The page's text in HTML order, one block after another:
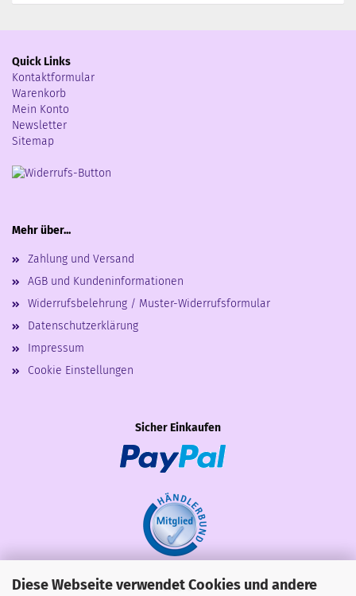
Diese Webseite verwendet Cookies und andere
Quick Links
Kontaktformular
Warenkorb
Mein Konto
Newsletter
Sitemap
Mehr über...
Zahlung und Versand
AGB und Kundeninformationen
Widerrufsbelehrung / Muster-Widerrufsformular
Datenschutzerklärung
Impressum
Cookie Einstellungen
Sicher Einkaufen
Share